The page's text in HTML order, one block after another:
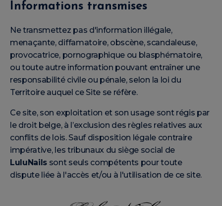
Informations transmises
Ne transmettez pas d'information illégale,
menaçante, diffamatoire, obscène, scandaleuse,
provocatrice, pornographique ou blasphématoire,
ou toute autre information pouvant entraîner une
responsabilité civile ou pénale, selon la loi du
Territoire auquel ce Site se réfère.
Ce site, son exploitation et son usage sont régis par
le droit belge, à l’exclusion des règles relatives aux
conflits de lois. Sauf disposition légale contraire
impérative, les tribunaux du siège social de
LuluNails sont seuls compétents pour toute
dispute liée à l'accès et/ou à l'utilisation de ce site.